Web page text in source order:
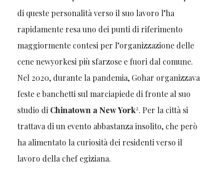
di queste personalità verso il suo lavoro l’ha
rapidamente resa uno dei punti di riferimento
maggiormente contesi per l’organizzazione delle
cene newyorkesi più sfarzose e fuori dal comune.
Nel 2020, durante la pandemia, Gohar organizzava
feste e banchetti sul marciapiede di fronte al suo
studio di Chinatown a New York2. Per la città si
trattava di un evento abbastanza insolito, che però
ha alimentato la curiosità dei residenti verso il
lavoro della chef egiziana.